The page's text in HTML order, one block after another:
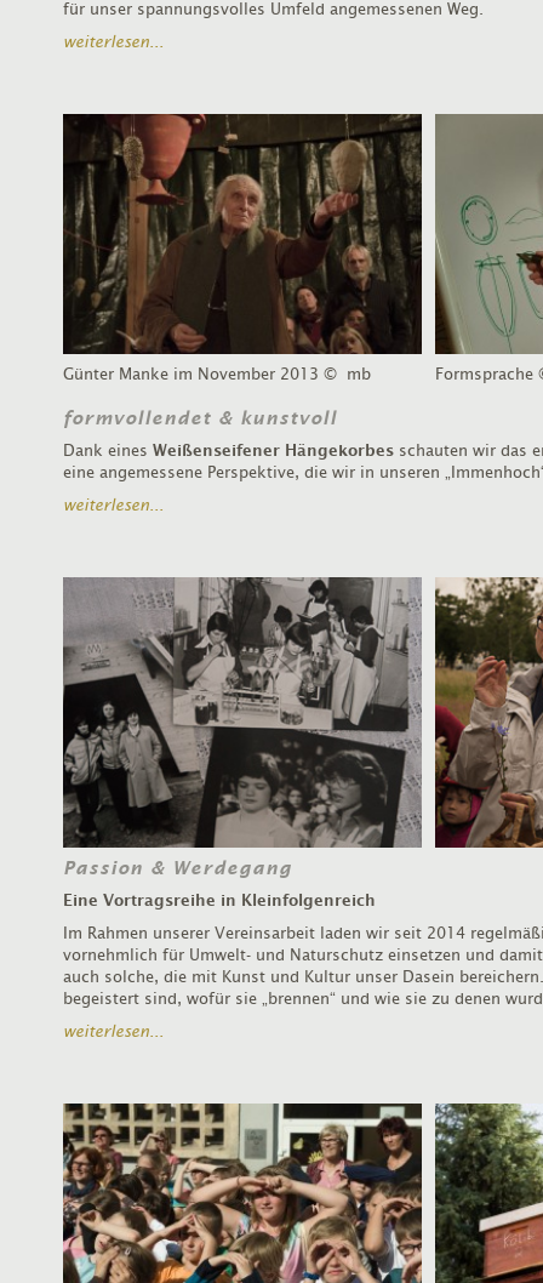
für unser spannungsvolles Umfeld angemessenen Weg.
weiterlesen...
Günter Manke im November 2013 © mb Formsprache
formvollendet & kunstvoll
Dank eines Weißenseifener Hängekorbes schauten wir das
eine angemessene Perspektive, die wir in unseren
weiterlesen...
Passion & Werdegang
Eine Vortragsreihe in Kleinfolgenreich
Im Rahmen unserer Vereinsarbeit laden wir seit 2014
vornehmlich für Umwelt- und Naturschutz einsetzen und
auch solche, die mit Kunst und Kultur unser Dasein
begeistert sind, wofür sie „brennen“ und wie sie zu denen
weiterlesen...